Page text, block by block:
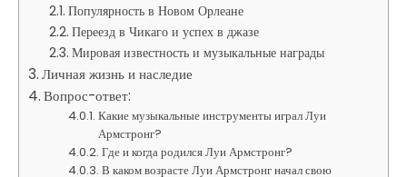
Популярность в Новом Орлеане
Переезд в Чикаго и успех в джазе
Мировая известность и музыкальные награды
Личная жизнь и наследие
Вопрос-ответ:
Какие музыкальные инструменты играл Луи
Армстронг?
Где и когда родился Луи Армстронг?
В каком возрасте Луи Армстронг начал свою